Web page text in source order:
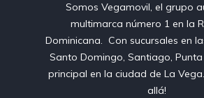
Somos Vegamovil, el grupo
multimarca número 1 en la
Dominicana⁣. ⁣ Con sucursales en
Santo Domingo, Santiago,
principal en la ciudad de La
allá!